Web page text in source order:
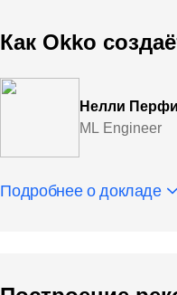
Как Okko
Нелли
ML Engineer
Подробнее о докладе